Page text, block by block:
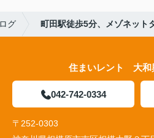
グ 町田駅徒歩5分、メゾネット
住まいレント 大和
042-742-0334
〒252-0303